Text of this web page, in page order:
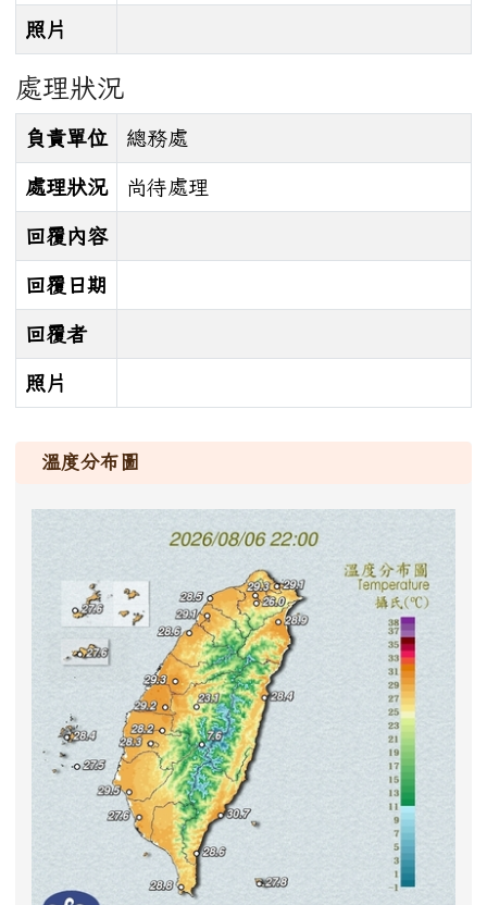
照片
處理狀況
負責單位 總務處
處理狀況 尚待處理
回覆內容
回覆日期
回覆者
照片
溫度分布圖